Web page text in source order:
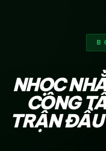
NHỌC
CÔNG
TRẬN